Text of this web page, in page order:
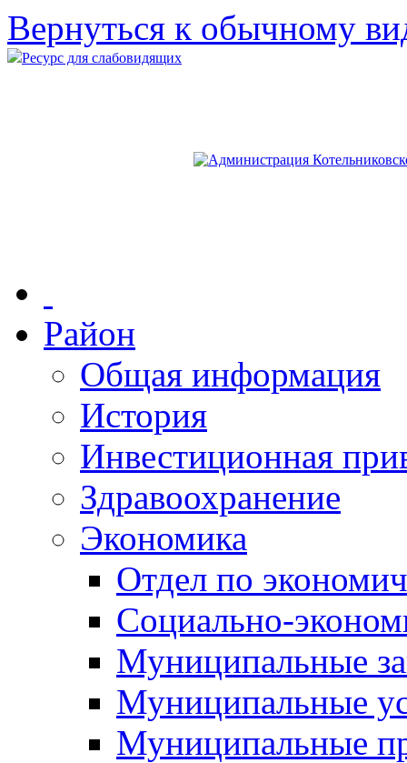
Вернуться к обычному
Ресурс для слабовидящих
Район
Общая информация
История
Инвестиционная
Здравоохранение
Экономика
Отдел по
Социально-
Муниципальные
Муниципальные
Муниципальные